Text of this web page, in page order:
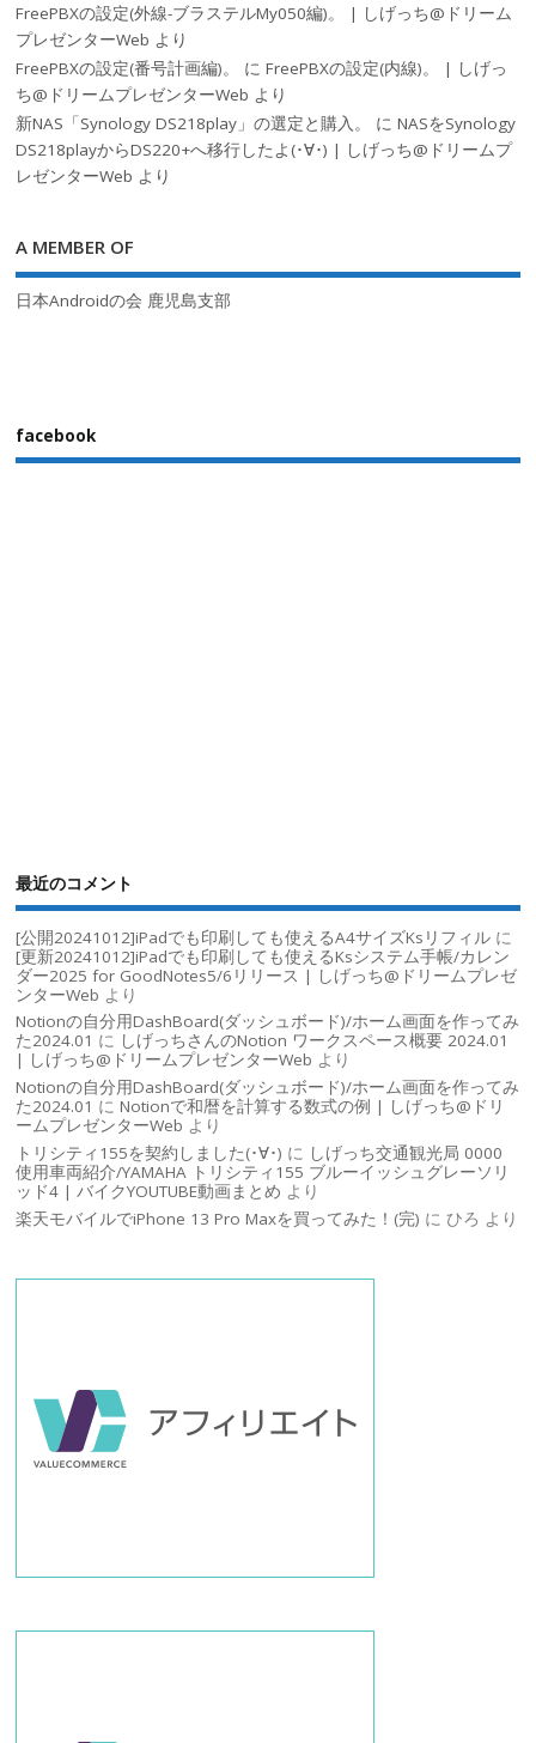
FreePBXの設定(外線-ブラステルMy050編)。 | しげっち@ドリーム
プレゼンターWeb より
FreePBXの設定(番号計画編)。
にFreePBXの設定(内線)。 | しげっ
ち@ドリームプレゼンターWeb より
新NAS「Synology DS218play」の選定と購入。
にNASをSynology
DS218playからDS220+へ移行したよ(･∀･) | しげっち@ドリームプ
レゼンターWeb より
A MEMBER OF
日本Androidの会 鹿児島支部
facebook
最近のコメント
[公開20241012]iPadでも印刷しても使えるA4サイズKsリフィル に
[更新20241012]iPadでも印刷しても使えるKsシステム手帳/カレン
ダー2025 for GoodNotes5/6リリース | しげっち@ドリームプレゼ
ンターWeb より
Notionの自分用DashBoard(ダッシュボード)/ホーム画面を作ってみ
た2024.01 に しげっちさんのNotion ワークスペース概要 2024.01
| しげっち@ドリームプレゼンターWeb より
Notionの自分用DashBoard(ダッシュボード)/ホーム画面を作ってみ
た2024.01 にNotionで和暦を計算する数式の例 | しげっち@ドリ
ームプレゼンターWeb より
トリシティ155を契約しました(･∀･) に しげっち交通観光局 0000
使用車両紹介/YAMAHA トリシティ155 ブルーイッシュグレーソリ
ッド4 | バイクYOUTUBE動画まとめ より
楽天モバイルでiPhone 13 Pro Maxを買ってみた！(完) にひろ より